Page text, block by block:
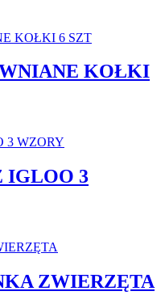
KOŁKI
IGLOO 3
ZWIERZĘTA